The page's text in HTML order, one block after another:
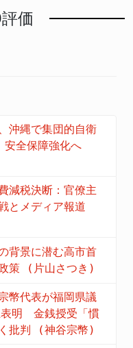
評価
沖縄で集団的自衛
全保障強化へ
減税決断：官僚主
とメディア報道
背景に潜む高市首
策 (片山さつき)
幣代表が福岡県議
明 金銭授受「慣
批判 (神谷宗幣)